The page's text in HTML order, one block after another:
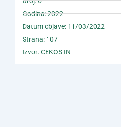
Godina: 2022
Datum objave: 11/03/2022
Strana: 107
Izvor: CEKOS IN